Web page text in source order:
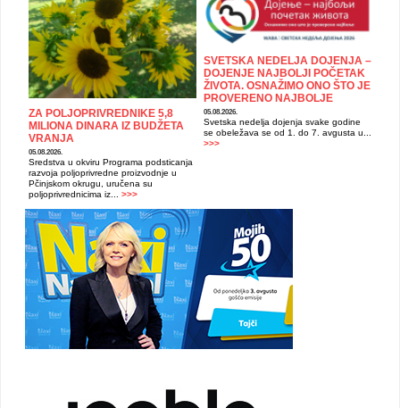
ZA POLJOPRIVREDNIKE 5,8
MILIONA DINARA IZ BUDŽETA
VRANJA
05.08.2026.
Sredstva u okviru Programa podsticanja
razvoja poljoprivredne proizvodnje u
Pčinjskom okrugu, uručena su
poljoprivrednicima iz... >>>
SVETSKA NEDELJA DOJENJA –
DOJENJE NAJBOLJI POČETAK
ŽIVOTA. OSNAŽIMO ONO ŠTO JE
PROVERENO NAJBOLJE
05.08.2026.
Svetska nedelja dojenja svake godine
se obeležava se od 1. do 7. avgusta u...
>>>